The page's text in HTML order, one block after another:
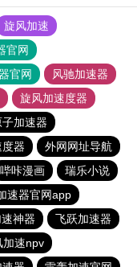
旋风加速
官网
官网
风驰加速器
旋风加速度器
子加速器
器
外网网址导航
哔咔漫画
瑞乐小说
速器官网app
神器
飞跃加速器
加速npv